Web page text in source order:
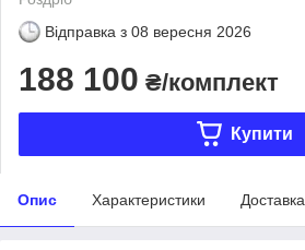
Відправка з 08 вересня 2026
188 100 ₴/комплект
Купити
Опис Характеристики Доставка